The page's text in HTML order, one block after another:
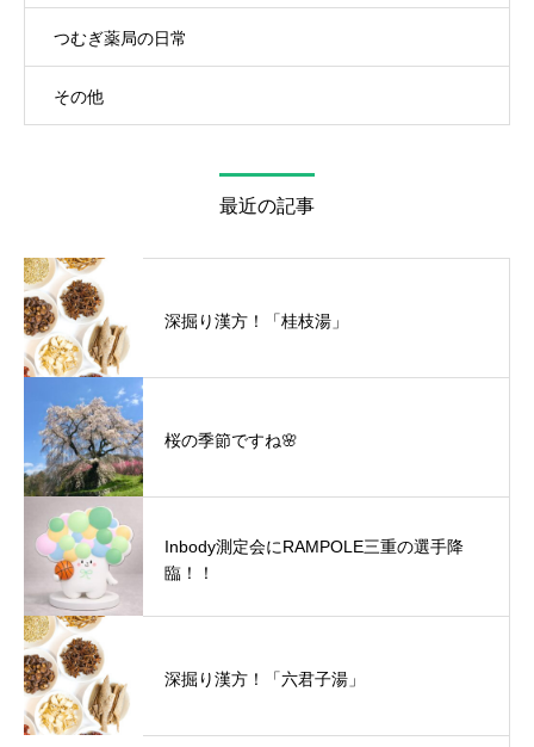
つむぎ薬局の日常
その他
最近の記事
深掘り漢方！「桂枝湯」
桜の季節ですね🌸
Inbody測定会にRAMPOLE三重の選手降
臨！！
深掘り漢方！「六君子湯」